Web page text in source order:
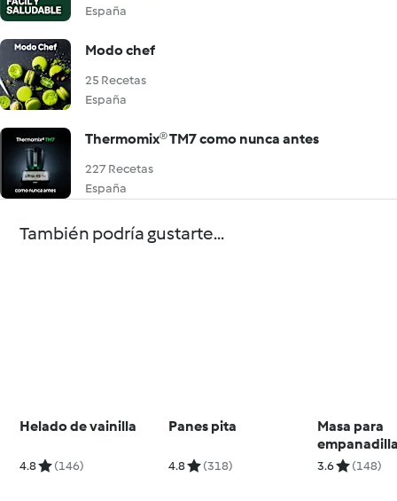
España
Modo chef
25 Recetas
España
Thermomix® TM7 como nunca antes
227 Recetas
España
También podría gustarte...
Helado de vainilla
4.8 (146)
Panes pita
4.8 (318)
Masa para
3.6 (148)